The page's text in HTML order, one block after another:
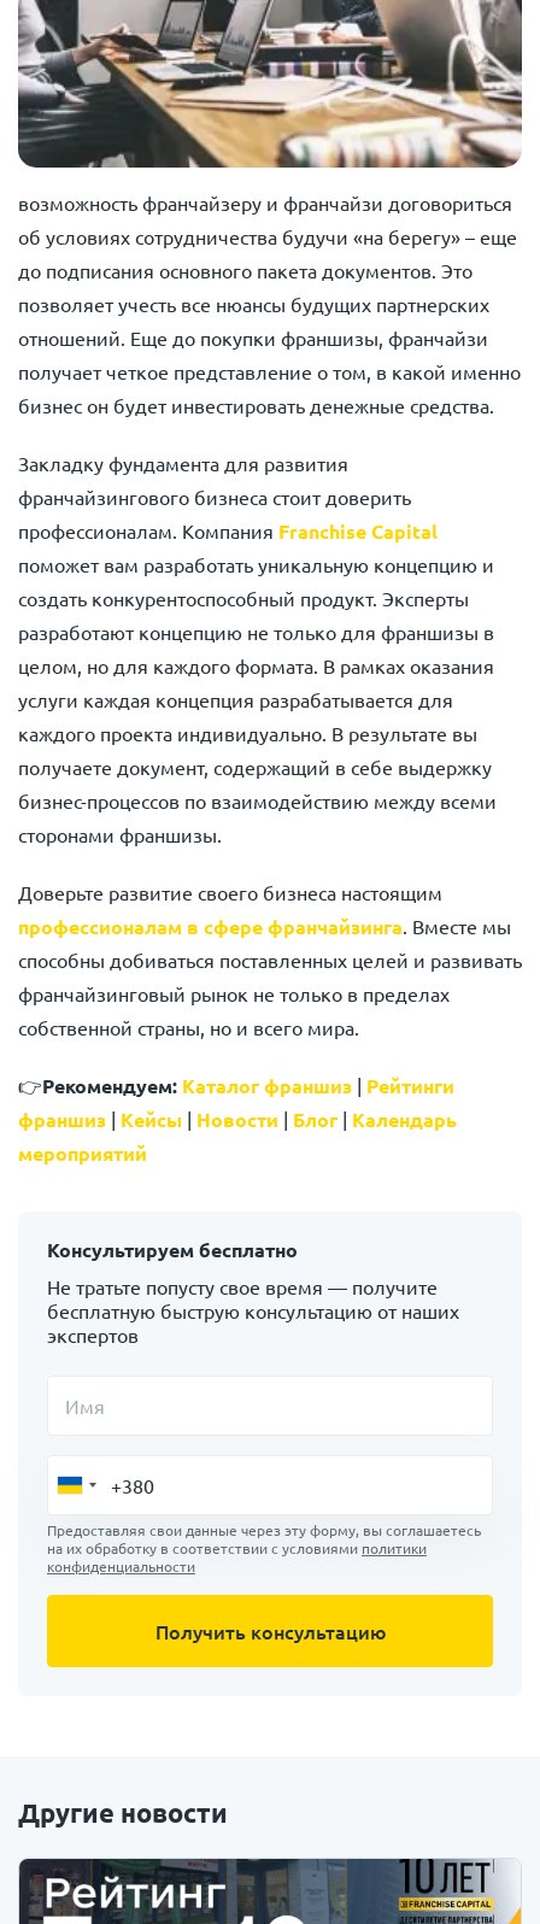
возможность франчайзеру и франчайзи договориться
об условиях сотрудничества будучи «на берегу» – еще
до подписания основного пакета документов. Это
позволяет учесть все нюансы будущих партнерских
отношений. Еще до покупки франшизы, франчайзи
получает четкое представление о том, в какой именно
бизнес он будет инвестировать денежные средства.
Закладку фундамента для развития
франчайзингового бизнеса стоит доверить
профессионалам. Компания Franchise Capital
поможет вам разработать уникальную концепцию и
создать конкурентоспособный продукт. Эксперты
разработают концепцию не только для франшизы в
целом, но для каждого формата. В рамках оказания
услуги каждая концепция разрабатывается для
каждого проекта индивидуально. В результате вы
получаете документ, содержащий в себе выдержку
бизнес-процессов по взаимодействию между всеми
сторонами франшизы.
Доверьте развитие своего бизнеса настоящим
профессионалам в сфере франчайзинга. Вместе мы
способны добиваться поставленных целей и развивать
франчайзинговый рынок не только в пределах
собственной страны, но и всего мира.
👉Рекомендуем: Каталог франшиз | Рейтинги
франшиз | Кейсы | Новости | Блог| Календарь
мероприятий
Консультируем бесплатно
Не тратьте попусту свое время — получите
бесплатную быструю консультацию от наших
экспертов
Имя
Предоставляя свои данные через эту форму, вы соглашаетесь
на их обработку в соответствии с условиями политики
конфиденциальности
Другие новости